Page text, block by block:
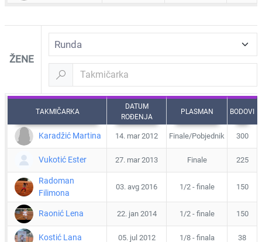
ŽENE
TAKMIČARKA
DATUM
ROĐENJA
PLASMAN BODOVI
Karadžić Martina 14. mar 2012 Finale/Pobjednik 300
Vukotić Ester 27. mar 2013 Finale 225
Radoman
Filimona
03. avg 2016 1/2 - finale 150
Raonić Lena 22. jan 2014 1/2 - finale 150
Kostić Lana 05. jul 2012 1/8 - finala 38